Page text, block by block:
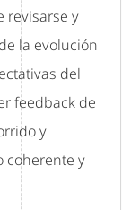
revisarse y
la evolución
del
feedback de
y
coherente y